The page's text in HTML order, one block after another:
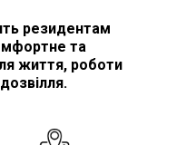
резидентам
та
життя, роботи